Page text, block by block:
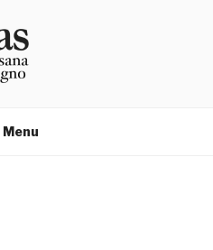
Menu